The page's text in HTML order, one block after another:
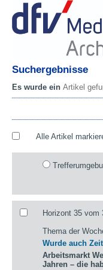
Suchergebnisse
Es wurde ein Artikel
Alle Artikel
Horizont 35 vom
Thema der
Wurde auch
Arbeitsmarkt
Jahren – die